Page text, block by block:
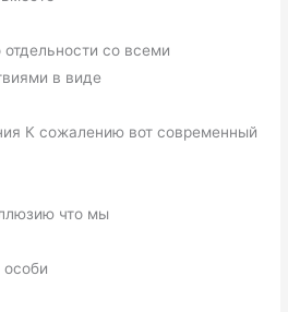
со всеми
в виде
К сожалению вот современный
что мы